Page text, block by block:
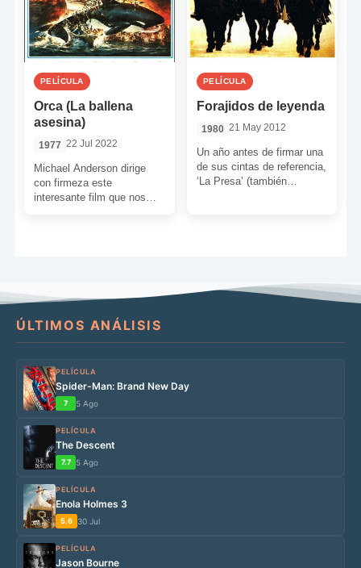
PELÍCULA
Orca (La ballena
asesina)
1977 22 Jul 2022
Michael Anderson dirige
con firmeza este
interesante film que nos
PELÍCULA
Forajidos de leyenda
1980 21 May 2012
Un año antes de firmar una
de sus cintas de referencia,
‘La Presa’ (también
ÚLTIMOS ANÁLISIS
PELÍCULA
Spider-Man: Brand New Day
7 5 Ago
PELÍCULA
The Descent
7.7 5 Ago
PELÍCULA
Enola Holmes 3
5.6 30 Jul
PELÍCULA
Jason Bourne